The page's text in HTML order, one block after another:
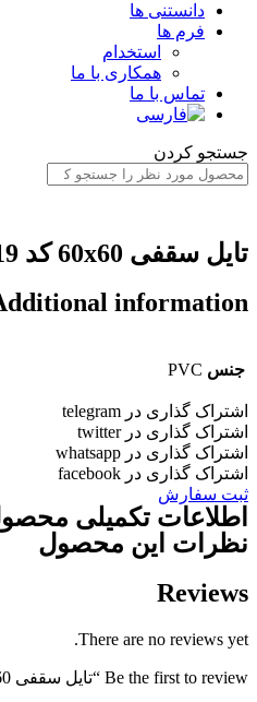
دانستنی ها
فرم ها
استخدام
همکاری با ما
تماس با ما
جستجو کردن
تایل سقفی 60x60 کد SH 019
Additional information
جنس PVC
اشتراک گذاری در telegram
اشتراک گذاری در twitter
اشتراک گذاری در whatsapp
اشتراک گذاری در facebook
ثبت سفارش
اطلاعات تکمیلی
نظرات این محصول
Reviews
There are no reviews yet.
Be the first to review “تایل سقفی 60×60 کد SH 019”